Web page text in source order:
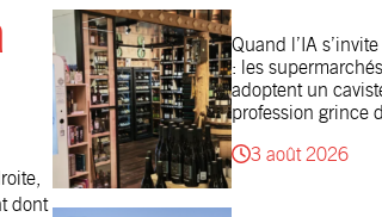
dont
Quand l’IA
: les
adoptent un
profession grince
3 août 2026